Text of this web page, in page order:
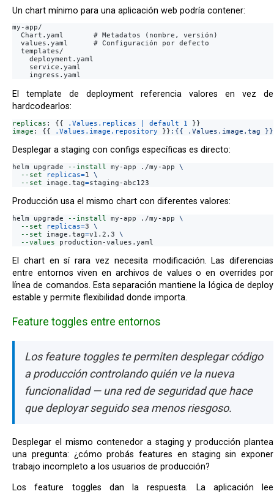
Un chart mínimo para una aplicación web podría contener:
my-app/
  Chart.yaml       # Metadatos (nombre, versión)
  values.yaml      # Configuración por defecto
  templates/
    deployment.yaml
    service.yaml
El template de deployment referencia valores en vez de
hardcodearlos:
replicas : {{ .Values.replicas | default 1
}}
image : {{ .Values.image.repository }} :{{ .Values.image.tag }}
Desplegar a staging con configs específicas es directo:
helm upgrade --install my-app ./my-app \
--set
replicas=1 \
--set image.tag=
Producción usa el mismo chart con diferentes valores:
helm upgrade --install my-app ./my-app \
--set
replicas=3 \
--set image.tag=v1.2.3 \
--values
El chart en sí rara vez necesita modificación. Las diferencias
entre entornos viven en archivos de values o en overrides por
línea de comandos. Esta separación mantiene la lógica de deploy
estable y permite flexibilidad donde importa.
Feature toggles entre entornos
Los feature toggles te permiten desplegar código
a producción controlando quién ve la nueva
funcionalidad — una red de seguridad que hace
que deployar seguido sea menos riesgoso.
Desplegar el mismo contenedor a staging y producción plantea
una pregunta: ¿cómo probás features en staging sin exponer
trabajo incompleto a los usuarios de producción?
Los feature toggles dan la respuesta. La aplicación lee